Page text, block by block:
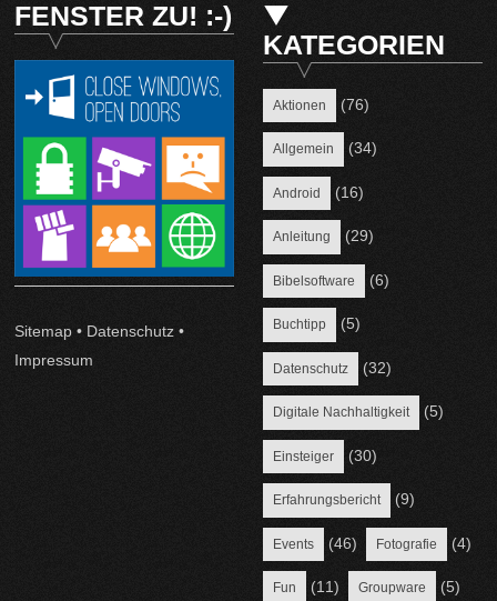
FENSTER ZU! :-)
Sitemap • Datenschutz •
Impressum
KATEGORIEN
Aktionen (76)
Allgemein (34)
Android (16)
Anleitung (29)
Bibelsoftware (6)
Buchtipp (5)
Datenschutz (32)
Digitale Nachhaltigkeit (5)
Einsteiger (30)
Erfahrungsbericht (9)
Events (46) Fotografie (4)
Fun (11) Groupware (5)